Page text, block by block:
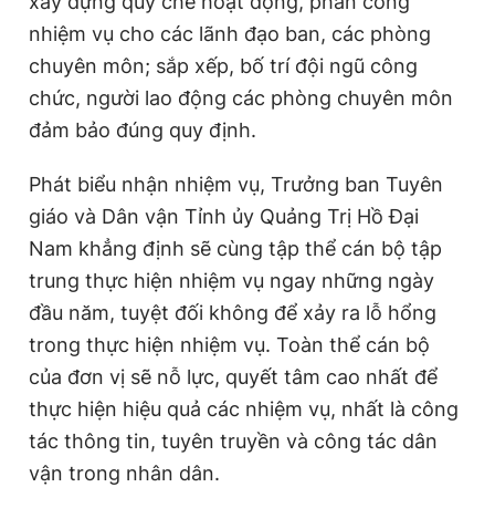
nhiệm vụ cho các lãnh đạo ban, các phòng
chuyên môn; sắp xếp, bố trí đội ngũ công
chức, người lao động các phòng chuyên môn
đảm bảo đúng quy định.
Phát biểu nhận nhiệm vụ, Trưởng ban Tuyên
giáo và Dân vận Tỉnh ủy Quảng Trị Hồ Đại
Nam khẳng định sẽ cùng tập thể cán bộ tập
trung thực hiện nhiệm vụ ngay những ngày
đầu năm, tuyệt đối không để xảy ra lỗ hổng
trong thực hiện nhiệm vụ. Toàn thể cán bộ
của đơn vị sẽ nỗ lực, quyết tâm cao nhất để
thực hiện hiệu quả các nhiệm vụ, nhất là công
tác thông tin, tuyên truyền và công tác dân
vận trong nhân dân.